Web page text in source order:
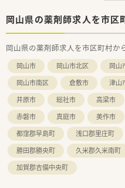
岡山県の薬剤師求人を市区
岡山県の薬剤師求人を市区町村か
岡山市 岡山市北区 岡山
岡山市南区
倉敷市 津山
井原市
総社市 高梁市
赤磐市
真庭市 美作市
都窪郡早島町
浅口郡里庄町
勝田郡勝央町
久米郡久米南町
加賀郡吉備中央町